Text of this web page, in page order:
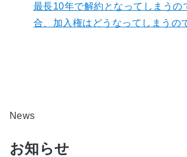
最長10年で解約となってしまうの
合、加入権はどうなってしまうの
News
お知らせ